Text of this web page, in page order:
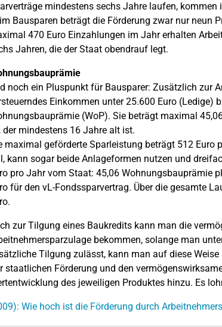
mindestens sechs Jahre laufen,
Bausparen beträgt die Förderung zwar nur neun
470 Euro Einzahlungen im Jahr erhalten
Jahren, die der Staat obendrauf legt.
noch ein Pluspunkt für Bausparer: Zusätzlich zur
Einkommen unter 25.600 Euro (Ledige)
(WoP). Sie beträgt maximal
der mindestens 16 Jahre alt ist.
maximal geförderte Sparleistung beträgt 512 Euro
kann sogar beide Anlageformen nutzen und
pro Jahr vom Staat: 45,06 Wohnungsbauprämie
für den vL-Fondssparvertrag. Über die gesamte
zur Tilgung eines Baukredits kann man die
bekommen, solange man
Tilgung zulässt, kann man auf diese
staatlichen Förderung und den
des jeweiligen Produktes hinzu. Es
Wie hoch ist die Förderung durch